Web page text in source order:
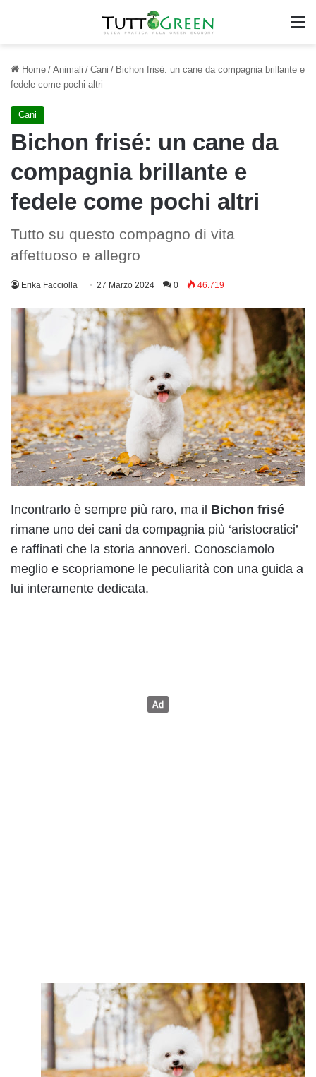
Home / Animali / Cani / Bichon frisé: un cane da compagnia brillante e
fedele come pochi altri
Cani
Bichon frisé: un cane da
compagnia brillante e
fedele come pochi altri
Tutto su questo compagno di vita
affettuoso e allegro
Erika Facciolla 27 Marzo 2024 0 46.719
Incontrarlo è sempre più raro, ma il Bichon frisé
rimane uno dei cani da compagnia più ‘aristocratici’
e raffinati che la storia annoveri. Conosciamolo
meglio e scopriamone le peculiarità con una guida a
lui interamente dedicata.